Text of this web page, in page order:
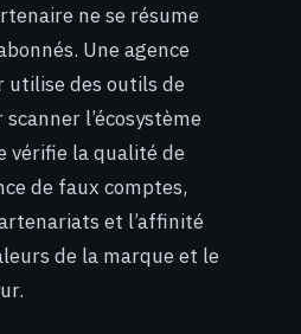
ne se résume
Une agence
utilise des outils de
l’écosystème
vérifie la qualité de
de faux comptes,
et l’affinité
de la marque et le